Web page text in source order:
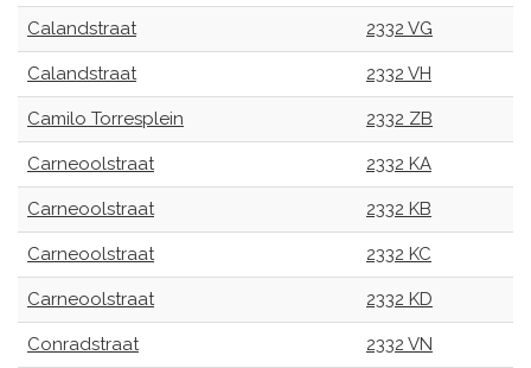
Calandstraat 2332 VG
Calandstraat 2332 VH
Camilo Torresplein 2332 ZB
Carneoolstraat 2332 KA
Carneoolstraat 2332 KB
Carneoolstraat 2332 KC
Carneoolstraat 2332 KD
Conradstraat 2332 VN